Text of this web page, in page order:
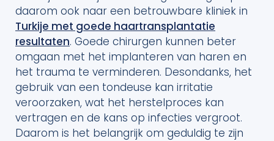
daarom ook naar een betrouwbare kliniek in
Turkije met goede haartransplantatie
resultaten. Goede chirurgen kunnen beter
omgaan met het implanteren van haren en
het trauma te verminderen. Desondanks, het
gebruik van een tondeuse kan irritatie
veroorzaken, wat het herstelproces kan
vertragen en de kans op infecties vergroot.
Daarom is het belangrijk om geduldig te zijn